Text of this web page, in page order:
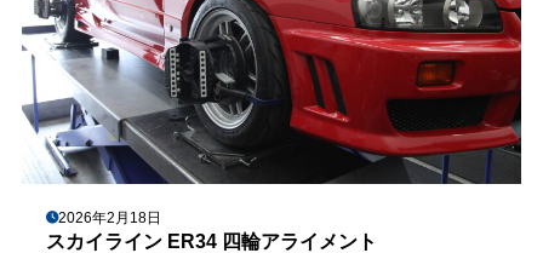
2026年2月18日
スカイライン ER34 四輪アライメント